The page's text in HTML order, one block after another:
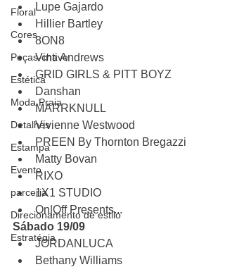
Floral
Cores
Peças-chave
Estética
Moda Praia
Detalhes
Estampa
Evento
parceria
Direcionamento de estilo
Estratégia
Lupe Gajardo
Hillier Bartley
8ON8
Vinti Andrews
GRID GIRLS & PITT BOYZ
Danshan
MARRKNULL
Vivienne Westwood
PREEN By Thornton Bregazzi
Matty Bovan
RIXO
1X1 STUDIO
On|Off Presents...
Sábado 19/09
JORDANLUCA
Bethany Williams